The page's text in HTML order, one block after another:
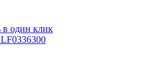
в один клик